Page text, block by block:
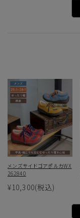
メンズサイドゴアポルカWX
262840
¥10,300(税込)